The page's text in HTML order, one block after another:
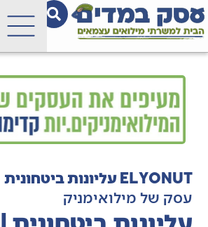
ELYONUT עליונות ביטחונית
עסק של מילואימניק
עליונות ביטחונית